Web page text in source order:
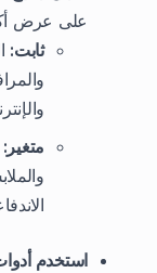
على عرض
ثابت:
متغير:
استخدم